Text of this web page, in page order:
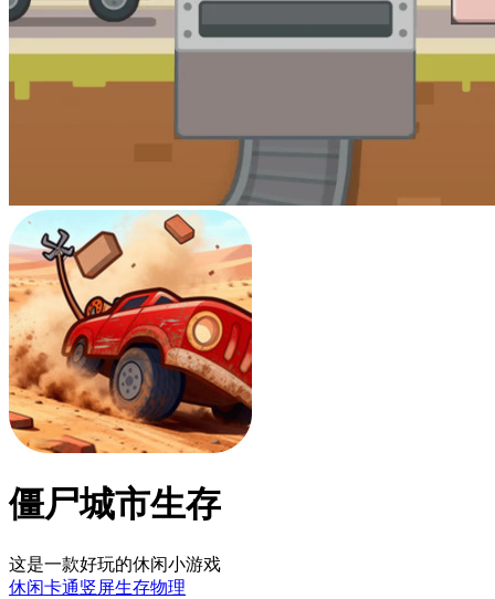
僵尸城市生存
这是一款好玩的休闲小游戏
休闲卡通竖屏生存物理